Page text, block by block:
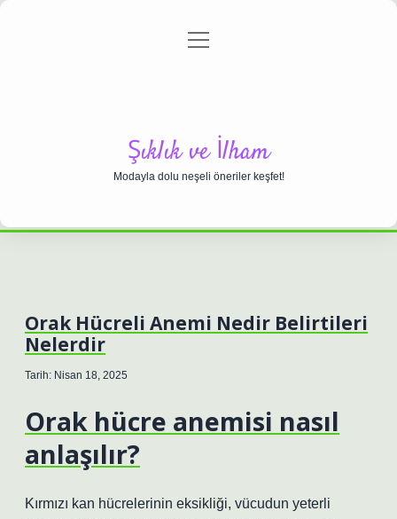
Gizlilik Politikası
menüyü
Şıklık ve İlham
Modayla dolu neşeli öneriler keşfet!
Orak Hücreli Anemi Nedir Belirtileri
Nelerdir
Tarih: Nisan 18, 2025
Orak hücre anemisi nasıl
anlaşılır?
Kırmızı kan hücrelerinin eksikliği, vücudun yeterli